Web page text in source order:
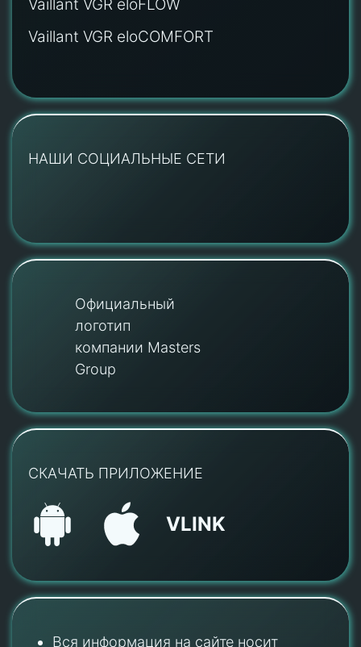
Vaillant VGR eloFLOW
Vaillant VGR eloCOMFORT
НАШИ СОЦИАЛЬНЫЕ СЕТИ
Официальный
логотип
компании Masters
Group
СКАЧАТЬ ПРИЛОЖЕНИЕ
VLINK
Вся информация на сайте носит